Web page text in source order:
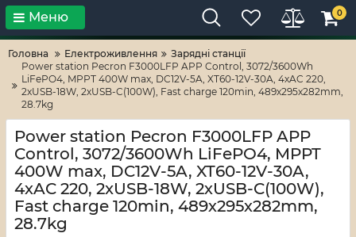
Тільки високі технології! RV-ZAFT
Меню 0
Головна Електроживлення
Зарядні станції
Power station Pecron F3000LFP APP Control, 3072/3600Wh
LiFePO4, MPPT 400W max, DC12V-5A, XT60-12V-30A, 4хAC 220,
2xUSB-18W, 2хUSB-C(100W), Fast charge 120min, 489х295х282mm,
28.7kg
Power station Pecron F3000LFP APP
Control, 3072/3600Wh LiFePO4, MPPT
400W max, DC12V-5A, XT60-12V-30A,
4хAC 220, 2xUSB-18W, 2хUSB-C(100W),
Fast charge 120min, 489х295х282mm,
28.7kg